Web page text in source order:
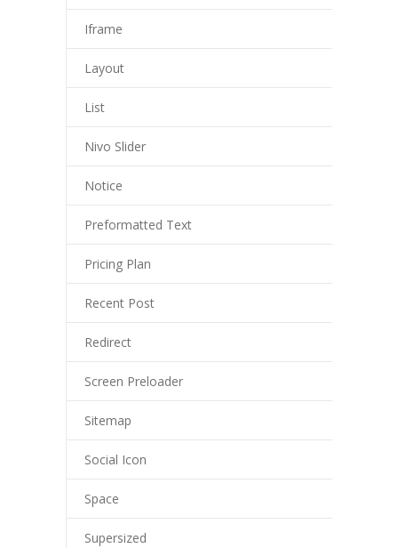
Iframe
Layout
List
Nivo Slider
Notice
Preformatted Text
Pricing Plan
Recent Post
Redirect
Screen Preloader
Sitemap
Social Icon
Space
Supersized